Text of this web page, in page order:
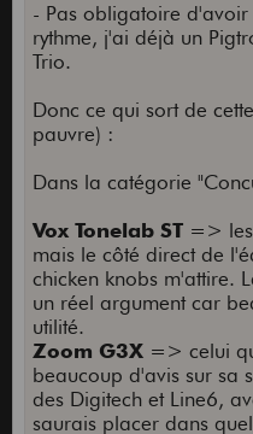
- Pas obligatoire
rythme, j'ai déjà un
Trio.
Donc ce qui sort de
pauvre) :
Dans la catégorie
Vox Tonelab ST => les
mais le côté direct de
chicken knobs m'attire.
un réel argument car
utilité.
Zoom G3X=> celui
beaucoup d'avis sur sa
des Digitech et Line6,
saurais placer dans